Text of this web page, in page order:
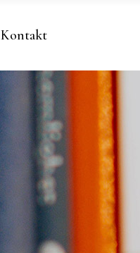
Kontakt
No products in the cart.